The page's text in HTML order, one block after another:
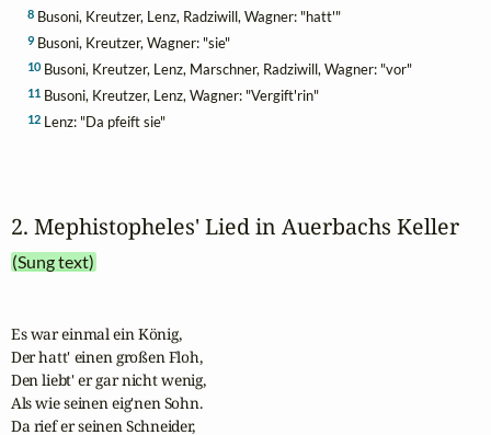
8Busoni, Kreutzer, Lenz, Radziwill, Wagner: "hatt'"
9Busoni, Kreutzer, Wagner: "sie"
10Busoni, Kreutzer, Lenz, Marschner, Radziwill, Wagner: "vor"
11Busoni, Kreutzer, Lenz, Wagner: "Vergift'rin"
12Lenz: "Da pfeift sie"
2. Mephistopheles' Lied in Auerbachs Keller
(Sung text)
Es war einmal ein König,
Der hatt' einen großen Floh,
Den liebt' er gar nicht wenig,
Als wie seinen eig'nen Sohn.
Da rief er seinen Schneider,